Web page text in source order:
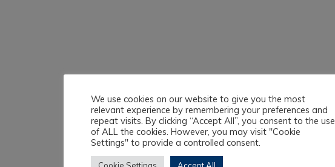
We use cookies on our website to give you the most
relevant experience by remembering your preferences and
repeat visits. By clicking “Accept All”, you consent to the use
of ALL the cookies. However, you may visit "Cookie
Settings" to provide a controlled consent.